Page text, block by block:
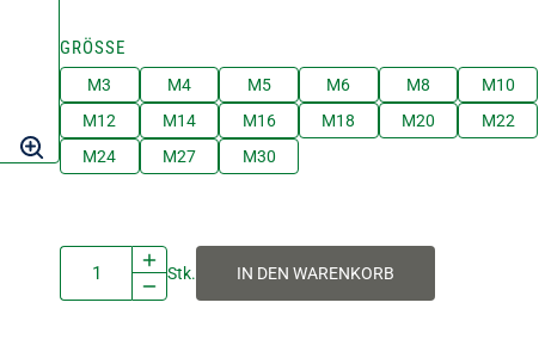
GRÖSSE
M3 M4 M5 M6 M8
M10
M12
M14 M16 M18 M20
M22
M24
M27 M30
Stk. IN DEN WARENKORB